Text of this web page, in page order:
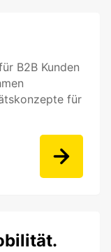
B2B Kunden
für